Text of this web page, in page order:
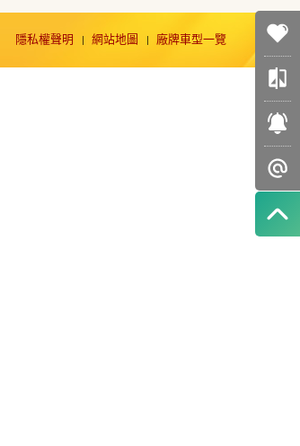
我的
收藏
車輛
比較
訂閱
好車
智能
推播
隱私權聲明 網站地圖 廠牌車型一覽